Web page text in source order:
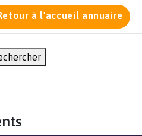
à l'accueil annuaire